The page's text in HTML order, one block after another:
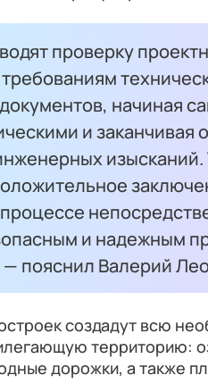
проверку
начиная
и заканчивая
и надежным
пояснил Валерий
создадут всю
территорию:
дорожки, а также